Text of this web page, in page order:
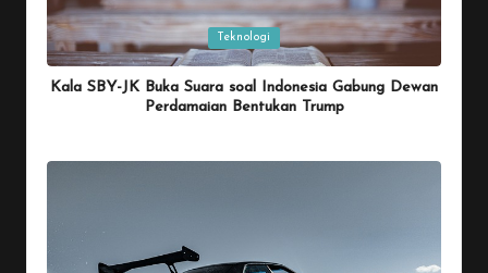
Posted
in
Teknologi
Kala SBY-JK Buka Suara soal Indonesia Gabung Dewan
Perdamaian Bentukan Trump